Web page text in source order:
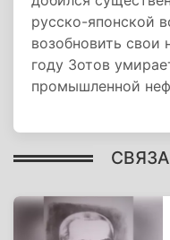
русско-японской
возобновить свои
году Зотов
промышленной